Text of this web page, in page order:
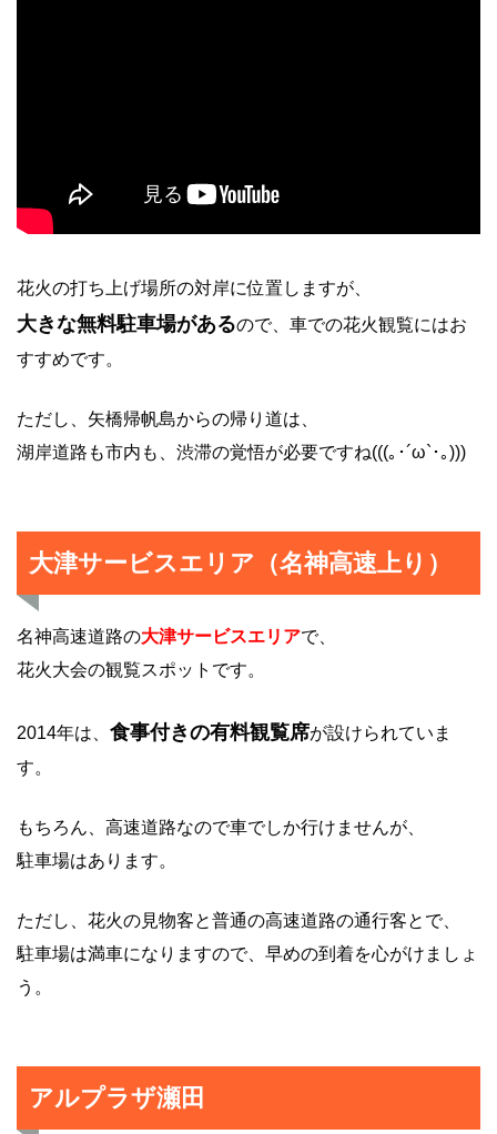
花火の打ち上げ場所の対岸に位置しますが、
大きな無料駐車場があるので、車での花火観覧にはお
すすめです。
ただし、矢橋帰帆島からの帰り道は、
湖岸道路も市内も、渋滞の覚悟が必要ですね(((｡･´ω`･｡)))
大津サービスエリア（名神高速上り）
名神高速道路の大津サービスエリアで、
花火大会の観覧スポットです。
2014年は、 食事付きの有料観覧席が設けられていま
す。
もちろん、高速道路なので車でしか行けませんが、
駐車場はあります。
ただし、花火の見物客と普通の高速道路の通行客とで、
駐車場は満車になりますので、早めの到着を心がけましょ
う。
アルプラザ瀬田